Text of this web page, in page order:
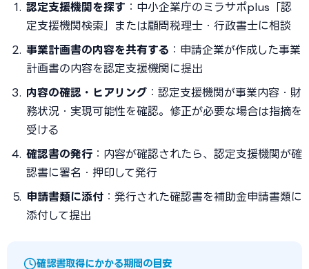
認定支援機関を探す ：中小企業庁のミラサポplus「認
定支援機関検索」または顧問税理士・行政書士に相談
事業計画書の内容を共有する ：申請企業が作成した事業
計画書の内容を認定支援機関に提出
内容の確認・ヒアリング ：認定支援機関が事業内容・財
務状況・実現可能性を確認。修正が必要な場合は指摘を
受ける
確認書の発行 ：内容が確認されたら、認定支援機関が確
認書に署名・押印して発行
申請書類に添付 ：発行された確認書を補助金申請書類に
添付して提出
確認書取得にかかる期間の目安